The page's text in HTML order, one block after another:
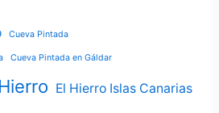
Cueva Pintada
Cueva Pintada en Gáldar
El Hierro Islas Canarias